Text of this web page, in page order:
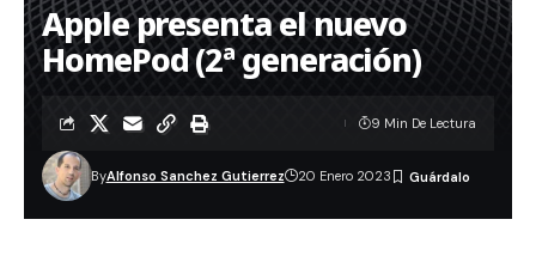
Apple presenta el nuevo
HomePod (2ª generación)
ByAlfonso Sanchez Gutierrez 20 Enero 2023
9 Min De Lectura